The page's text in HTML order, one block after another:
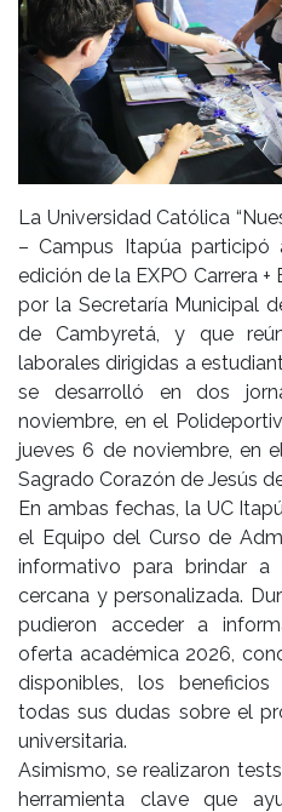
La Universidad Católica
– Campus Itapúa
edición de la EXPO Carrera
por la Secretaría Municipal
de Cambyretá, y que
laborales dirigidas a
se desarrolló en dos
noviembre, en el
jueves 6 de noviembre, en
Sagrado Corazón de Jesús
En ambas fechas, la UC
el Equipo del Curso de
informativo para brindar a
cercana y personalizada.
pudieron acceder a
oferta académica 2026,
disponibles, los
todas sus dudas sobre el
universitaria.
Asimismo, se realizaron
herramienta clave que